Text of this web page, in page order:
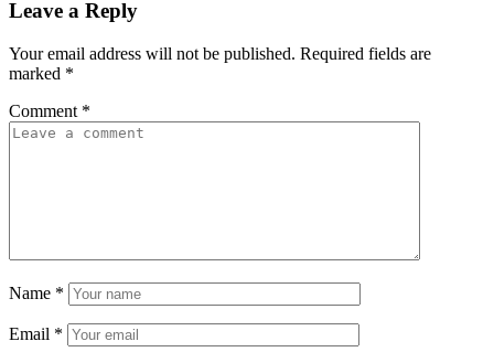
Leave a Reply
Your email address will not be published. Required fields are
marked *
Comment *
Name *
Email *